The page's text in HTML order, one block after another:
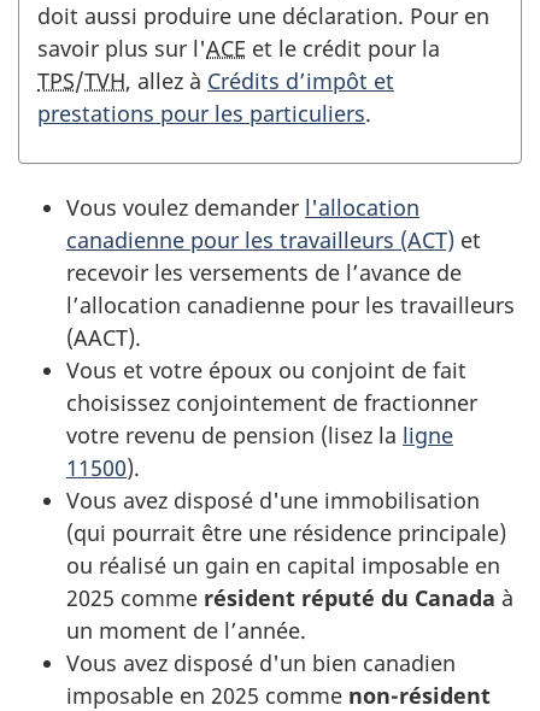
doit aussi produire une déclaration. Pour en
savoir plus sur l'ACE et le crédit pour la
TPS/TVH, allez à Crédits d’impôt et
prestations pour les particuliers.
Vous voulez demander l'allocation
canadienne pour les travailleurs (ACT) et
recevoir les versements de l’avance de
l’allocation canadienne pour les travailleurs
(AACT).
Vous et votre époux ou conjoint de fait
choisissez conjointement de fractionner
votre revenu de pension (lisez la ligne
11500).
Vous avez disposé d'une immobilisation
(qui pourrait être une résidence principale)
ou réalisé un gain en capital imposable en
2025 comme résident réputé du Canada à
un moment de l’année.
Vous avez disposé d'un bien canadien
imposable en 2025 comme non-résident